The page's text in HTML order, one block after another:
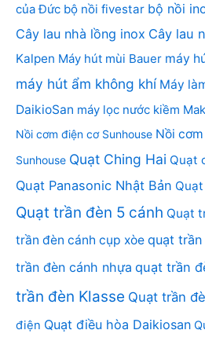
của Đức bộ nồi fivestar bộ nồi
Cây lau nhà lồng inox Cây lau
Kalpen Máy hút mùi Bauer máy
máy hút ẩm không khí Máy
DaikioSan máy lọc nước kiềm
Nồi cơm điện cơ Sunhouse Nồi
Sunhouse Quạt Ching Hai Quạt
Quạt Panasonic Nhật Bản
Quạt trần đèn 5 cánh Quạt
trần đèn cánh cụp xòe quạt trần
trần đèn cánh nhựa quạt trần
trần đèn Klasse Quạt trần
điện Quạt điều hòa Daikiosan